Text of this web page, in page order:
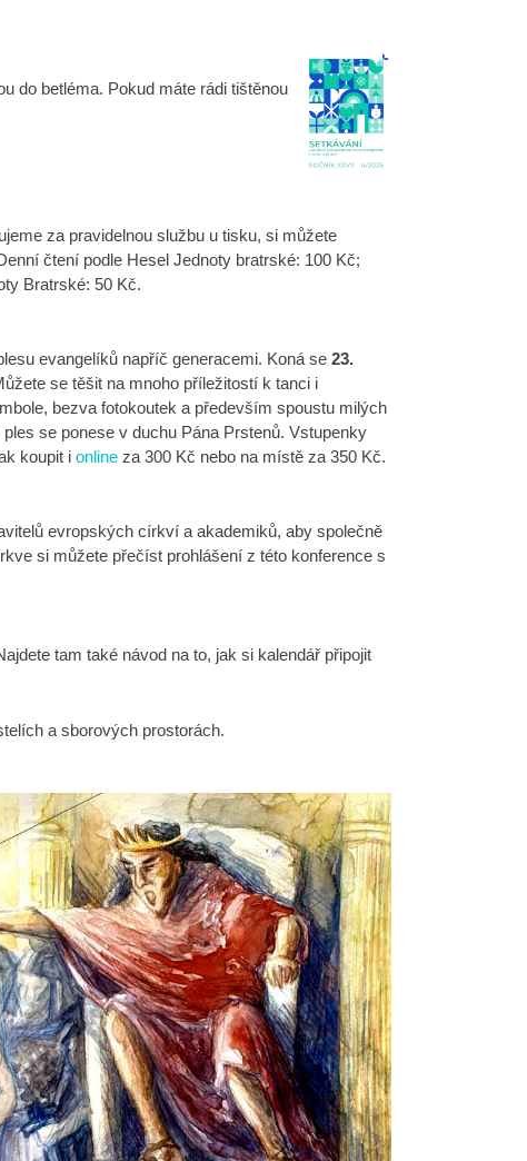
do betléma. Pokud máte rádi tištěnou
za pravidelnou službu u tisku, si můžete
čtení podle Hesel Jednoty bratrské: 100 Kč;
Bratrské: 50 Kč.
evangelíků napříč generacemi. Koná se23.
se těšit na mnoho příležitostí k tanci i
bezva fotokoutek a především spoustu milých
ples se ponese v duchu Pána Prstenů. Vstupenky
koupit i online za 300 Kč nebo na místě za 350 Kč.
evropských církví a akademiků, aby společně
si můžete přečíst prohlášení z této konference s
tam také návod na to, jak si kalendář připojit
a sborových prostorách.